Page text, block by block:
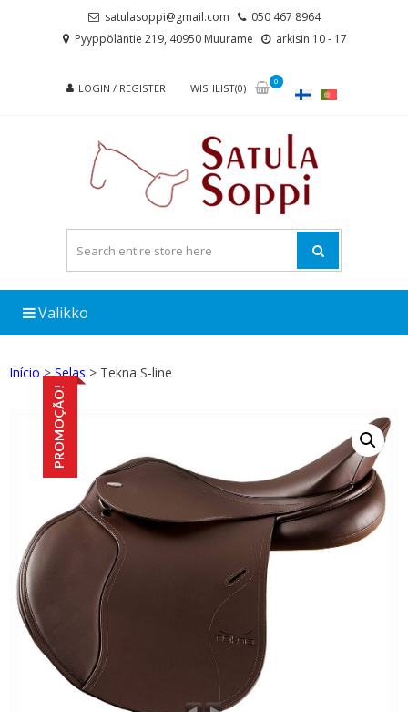
satulasoppi@gmail.com
050 467 8964
Pyyppöläntie 219, 40950 Muurame
arkisin 10 - 17
LOGIN / REGISTER WISHLIST(0)
0
Valikko
Início >Selas > Tekna S-line
PROMOÇÃO!